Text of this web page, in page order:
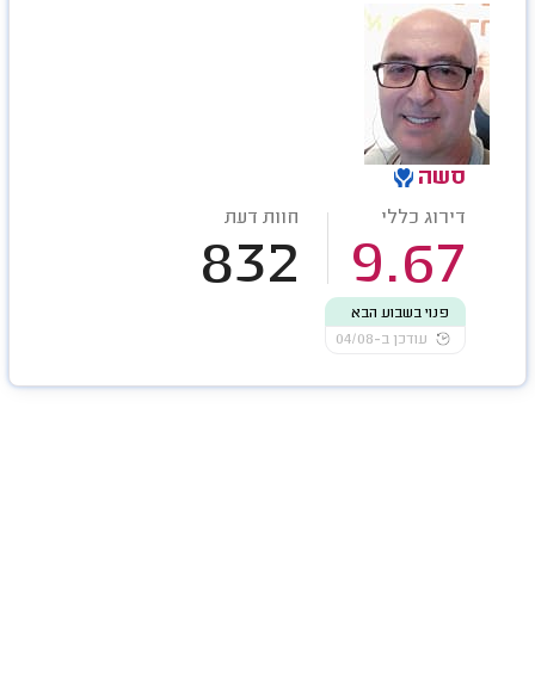
סשה
דירוג כללי
9.67
חוות דעת
832
פנוי בשבוע הבא
עודכן ב-04/08